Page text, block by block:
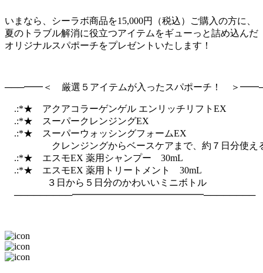
いまなら、シーラボ商品を15,000円（税込）ご購入の方に、
夏のトラブル解消に役立つアイテムをギューっと詰め込んだ
オリジナルスパポーチをプレゼントいたします！
───━━＜ 厳選５アイテムが入ったスパポーチ！ ＞
.:*★ アクアコラーゲンゲル エンリッチリフトEX
.:*★ スーパークレンジングEX
.:*★ スーパーウォッシングフォームEX
クレンジングからベースケアまで、約７日分使える
.:*★ エスモEX 薬用シャンプー 30mL
.:*★ エスモEX 薬用トリートメント 30mL
３日から５日分のかわいいミニボトル
─────────━━━━━━━━━━━━━━────────